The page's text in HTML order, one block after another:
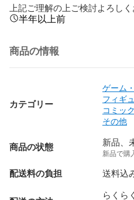
上記ご理解の上ご検討よろし
半年以上前
商品の情報
カテゴリー
ゲーム
フィギ
コミッ
その他
商品の状態 新品、
新品で購
配送料の負担 送料込
らくら